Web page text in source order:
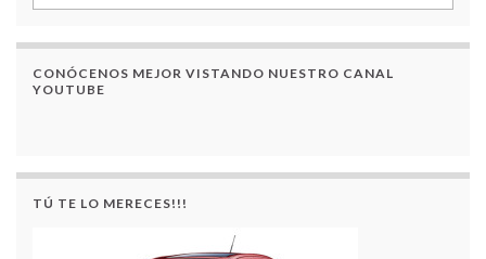
CONÓCENOS MEJOR VISTANDO NUESTRO CANAL
YOUTUBE
TÚ TE LO MERECES!!!